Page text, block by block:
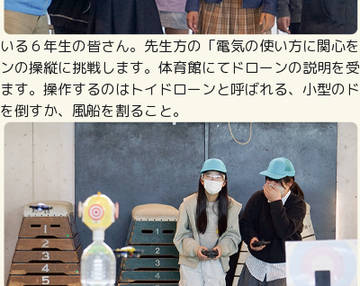
６年生の皆さん。先生方の「電気の使い方に関心を
の操縦に挑戦します。体育館にてドローンの説明を受
す。操作するのはトイドローンと呼ばれる、小型のド
倒すか、風船を割ること。